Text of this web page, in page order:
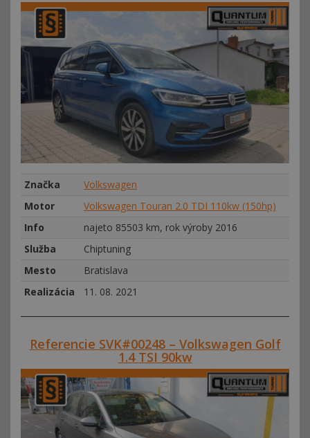
Značka
Volkswagen
Motor
Volkswagen Touran 2.0 TDI 110kw (150hp)
Info
najeto 85503 km, rok výroby 2016
Služba
Chiptuning
Mesto
Bratislava
Realizácia
11. 08. 2021
Referencie SVK#00248 – Volkswagen Golf
1.4 TSI 90kw